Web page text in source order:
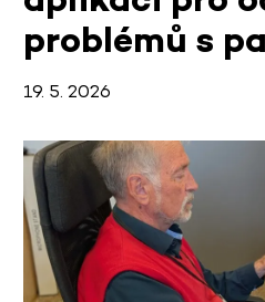
problémů s
19. 5. 2026